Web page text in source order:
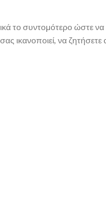
το συντομότερο ώστε
ικανοποιεί, να